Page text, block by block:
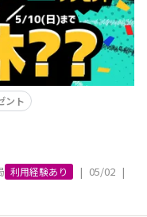
ント
利用経験あり | 05/02 |